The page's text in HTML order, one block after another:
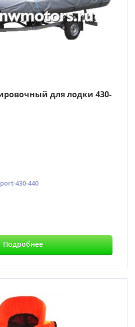
для лодки 430-
430-440
Подробнее